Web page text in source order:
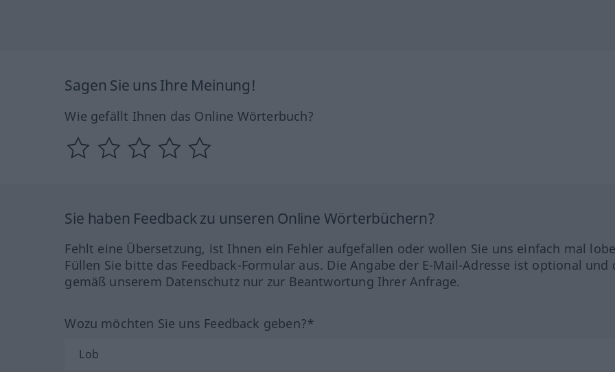
Sagen Sie uns Ihre Meinung!
Wie gefällt Ihnen das Online Wörterbuch?
Sie haben Feedback zu unseren Online Wörterbüchern?
Fehlt eine Übersetzung, ist Ihnen ein Fehler aufgefallen oder wollen Sie uns einfach mal
Füllen Sie bitte das Feedback-Formular aus. Die Angabe der E-Mail-Adresse ist optional und
gemäß unserem Datenschutz nur zur Beantwortung Ihrer Anfrage.
Wozu möchten Sie uns Feedback geben?*